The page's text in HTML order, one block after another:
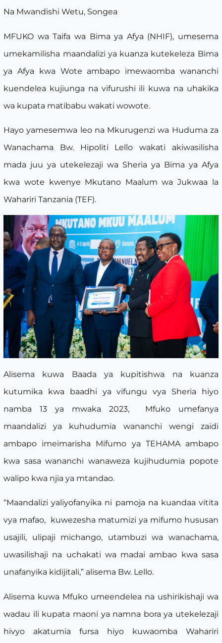
Na Mwandishi Wetu, Songea
MFUKO wa Taifa wa Bima ya Afya (NHIF), umesema
umekamilisha maandalizi ya kuanza kutekeleza Bima
ya Afya kwa Wote ambapo imewaomba wananchi
kuendelea kujiunga na vifurushi ili kuwa na uhakika
wa kupata matibabu wakati wowote.
Hayo yamesemwa leo na Mkurugenzi wa Huduma za
Wanachama Bw. Hipoliti Lello wakati akiwasilisha
mada juu ya utekelezaji wa Sheria ya Bima ya Afya
kwa wote kwenye Mkutano Maalum wa Jukwaa la
Wahariri Tanzania (TEF).
Alisema kuwa Baada ya kupitishwa na kuanza
kutumika kwa baadhi ya vifungu vya Sheria hiyo
namba 13 ya mwaka 2023, Mfuko umefanya
maandalizi ya kuhudumia wananchi wengi zaidi
ambapo imeimarisha Mifumo ya TEHAMA ambapo
kwa sasa wananchi wanaweza kujihudumia popote
walipo kwa njia ya mtandao.
“Maandalizi yaliyofanyika ni pamoja na kuandaa vitita
vya mafao, kuwezesha matumizi ya mifumo hususan
usajili, ulipaji michango, utambuzi wa wanachama,
uwasilishaji na uchakati wa madai ambao kwa sasa
unafanyika kidijitali,” alisema Bw. Lello.
Alisema kuwa Mfuko umeendelea na ushirikishaji wa
wadau ili kupata maoni ya namna bora ya utekelezaji
hivyo akatumia fursa hiyo kuwaomba Wahariri